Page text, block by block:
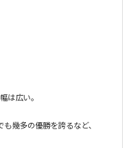
は広い。
幾多の優勝を誇るなど、